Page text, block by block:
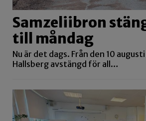
Samzeliibron
till måndag
Nu är det dags. Från den 10
Hallsberg avstängd för all…